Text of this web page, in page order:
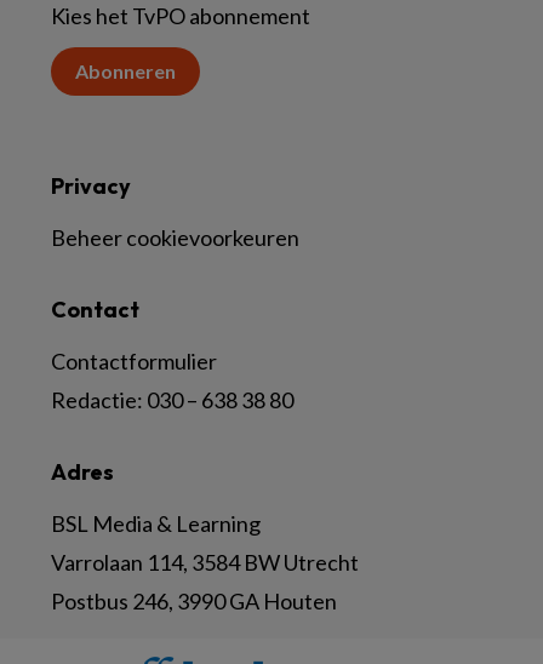
Kies het TvPO abonnement
Abonneren
Adres
BSL Media & Learning
Varrolaan 114, 3584 BW Utrecht
Postbus 246, 3990 GA Houten
Contact
Contactformulier
Redactie: 030 – 638 38 80
Privacy
Beheer cookievoorkeuren